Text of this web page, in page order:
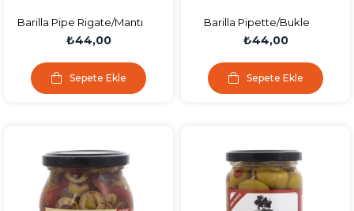
Barilla Pipe Rigate/Mantı
Makarna 500 Gr
₺44,00
Sepete Ekle
Barilla Pipette/Bukle
Makarna 500 Gr
₺44,00
Sepete Ekle